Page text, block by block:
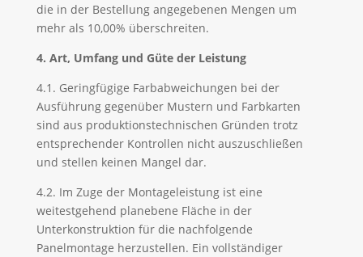
die in der Bestellung angegebenen Mengen um
mehr als 10,00% überschreiten.
4. Art, Umfang und Güte der Leistung
4.1. Geringfügige Farbabweichungen bei der
Ausführung gegenüber Mustern und Farbkarten
sind aus produktionstechnischen Gründen trotz
entsprechender Kontrollen nicht auszuschließen
und stellen keinen Mangel dar.
4.2. Im Zuge der Montageleistung ist eine
weitestgehend planebene Fläche in der
Unterkonstruktion für die nachfolgende
Panelmontage herzustellen. Ein vollständiger